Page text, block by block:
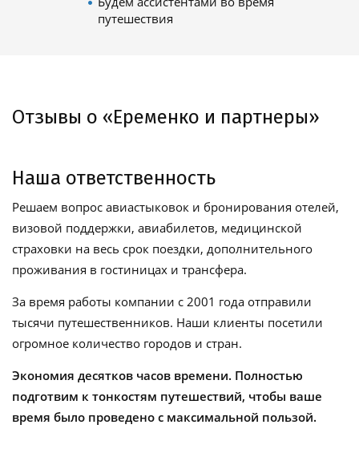
путешествия
Отзывы о «Еременко и партнеры»
Наша ответственность
Решаем вопрос авиастыковок и бронирования отелей,
визовой поддержки, авиабилетов, медицинской
страховки на весь срок поездки, дополнительного
проживания в гостиницах и трансфера.
За время работы компании с 2001 года отправили
тысячи путешественников. Наши клиенты посетили
огромное количество городов и стран.
Экономия десятков часов времени. Полностью
подготвим к тонкостям путешествий, чтобы ваше
время было проведено с максимальной пользой.